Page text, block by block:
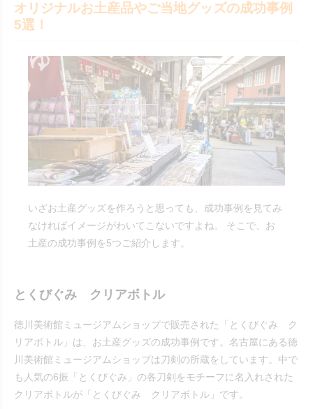
オリジナルお土産品やご当地グッズの成功事例
5選！
いざお土産グッズを作ろうと思っても、成功事例を見てみ
なければイメージがわいてこないですよね。 そこで、お
土産の成功事例を5つご紹介します。
とくびぐみ クリアボトル
徳川美術館ミュージアムショップで販売された「とくびぐみ ク
リアボトル」は、お土産グッズの成功事例です。名古屋にある徳
川美術館ミュージアムショップは刀剣の所蔵をしています。中で
も人気の6振「とくびぐみ」の各刀剣をモチーフに名入れされた
クリアボトルが「とくびぐみ クリアボトル」です。